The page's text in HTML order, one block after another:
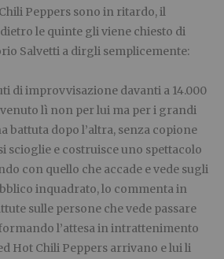
Peppers sono in ritardo, il
le quinte gli viene chiesto di
Salvetti a dirgli semplicemente:
di improvvisazione davanti a 14.000
lì non per lui ma per i grandi
battuta dopo l’altra, senza copione
scioglie e costruisce uno spettacolo
con quello che accade e vede sugli
inquadrato, lo commenta in
sulle persone che vede passare
l’attesa in intrattenimento
Hot Chili Peppers arrivano e lui li